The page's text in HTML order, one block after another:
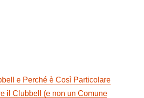
e Perché è Così Particolare
il Clubbell (e non un Comune